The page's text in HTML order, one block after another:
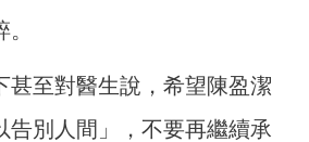
甚至對醫生說，希望陳盈潔
告別人間」，不要再繼續承